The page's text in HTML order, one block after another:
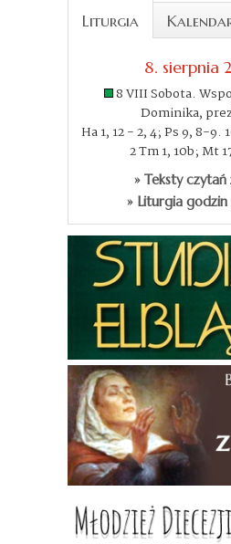
Liturgia
8. sierpnia
8 VIII Sobota.
Dominika,
Ha 1, 12 - 2, 4; Ps 9, 8-9.
2 Tm 1, 10b; Mt
» Teksty czytań
» Liturgia godzin